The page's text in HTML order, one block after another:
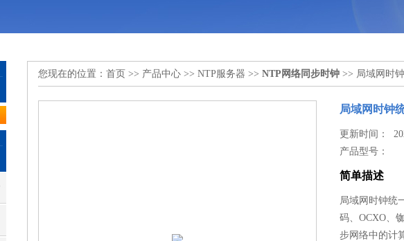
您现在的位置： 首页 >> 产品中心 >> NTP服务器 >> NTP网络同步时钟 >> 局域网时
局域网时钟
更新时间：
产品型号：
简单描述
局域网时钟统
码、OCXO、
步网络中的计